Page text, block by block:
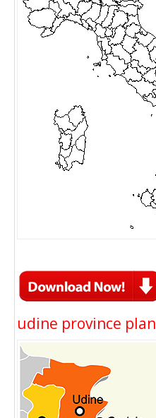
udine province plan